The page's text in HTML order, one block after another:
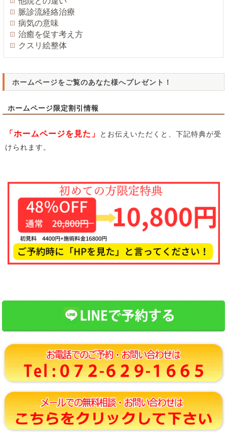
脈診流経絡治療
病気の意味
治癒を促す考え方
クスリ絵整体
ホームページをご覧のあなた様へプレゼント！
ホームページ限定割引情報
「ホームページを見た」
とお伝えいただくと、下記特典が受
けられます。